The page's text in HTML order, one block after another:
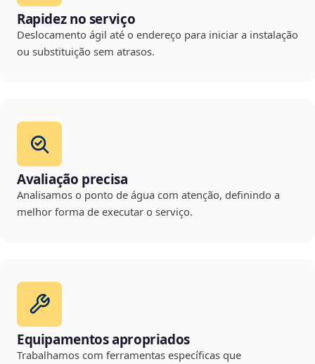
Rapidez no serviço
Deslocamento ágil até o endereço para iniciar a instalação
ou substituição sem atrasos.
Avaliação precisa
Analisamos o ponto de água com atenção, definindo a
melhor forma de executar o serviço.
Equipamentos apropriados
Trabalhamos com ferramentas específicas que